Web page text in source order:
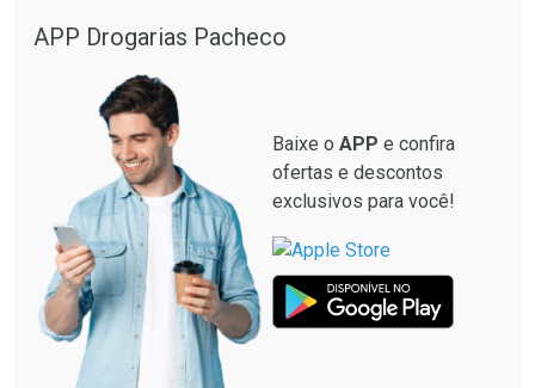
APP Drogarias Pacheco
Baixe o APP e confira
ofertas e descontos
exclusivos para você!